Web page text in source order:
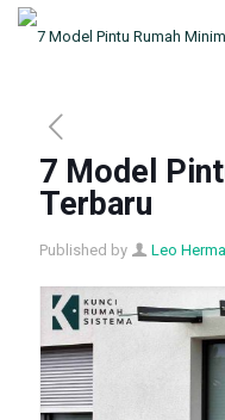
7 Model
Terbaru
Published by Leo